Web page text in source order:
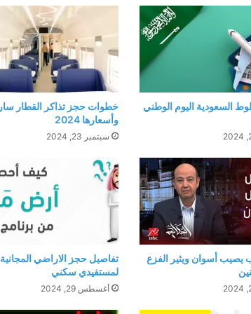
السعودية اليوم الوطني
خطوات حجز تذاكر القطار سار
وأسعارها 2024
سبتمبر 23, 2024
أسوان ويثير الفزع
تفاصيل حجز الاراضي المجانية
لمستفيدي سكني
أغسطس 29, 2024